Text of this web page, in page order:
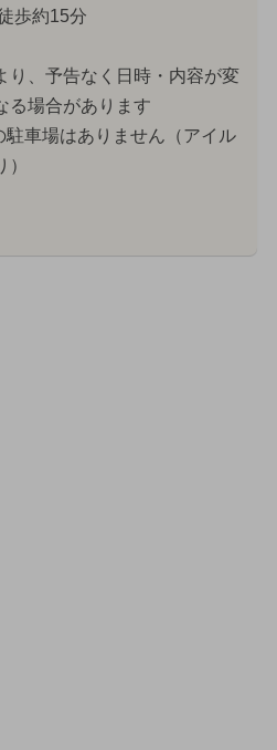
歩約15分
、予告なく日時・内容が変
る場合があります
車場はありません（アイル